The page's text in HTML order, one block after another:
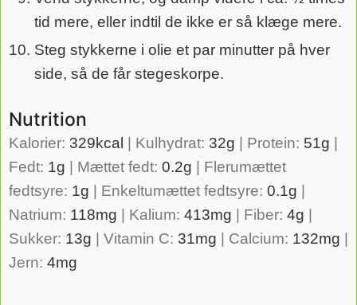
tid mere, eller indtil de ikke er så klæge mere.
Steg stykkerne i olie et par minutter på hver
side, så de får stegeskorpe.
Nutrition
Kalorier: 329kcal | Kulhydrat: 32g | Protein: 51g |
Fedt: 1g | Mættet fedt: 0.2g | Flerumættet
fedtsyre: 1g | Enkeltumættet fedtsyre: 0.1g |
Natrium: 118mg | Kalium: 413mg | Fiber: 4g |
Sukker: 13g | Vitamin C: 31mg | Calcium: 132mg |
Jern: 4mg